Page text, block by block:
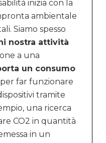
inizia con la
ambientale
Siamo spesso
nostra attività
a una
un consumo
per far funzionare
tramite
una ricerca
CO2 in quantità
in un